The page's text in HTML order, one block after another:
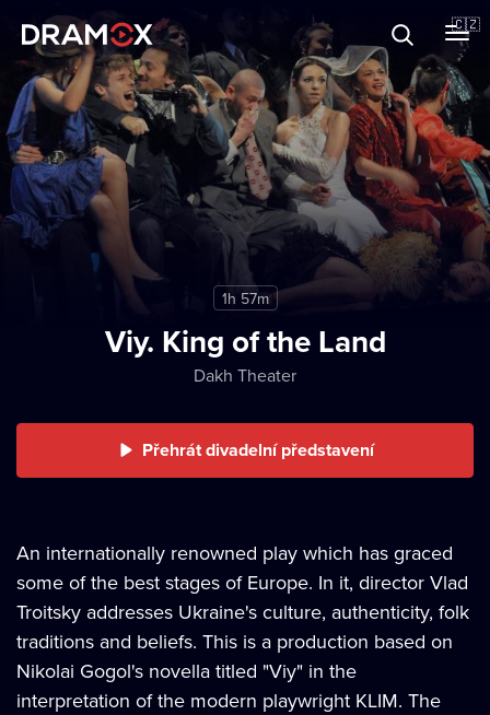
🇨🇿
Dárkové poukazy
Registrujte se
1h 57m
Viy. King of the Land
Dakh Theater
Přehrát divadelní představení
An internationally renowned play which has graced
some of the best stages of Europe. In it, director Vlad
Troitsky addresses Ukraine's culture, authenticity, folk
traditions and beliefs. This is a production based on
Nikolai Gogol's novella titled "Viy" in the
interpretation of the modern playwright KLIM. The